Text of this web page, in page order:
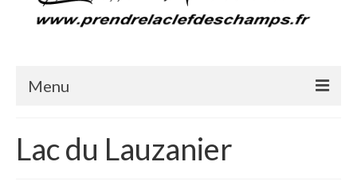
Menu
Présentation
Lac du Lauzanier